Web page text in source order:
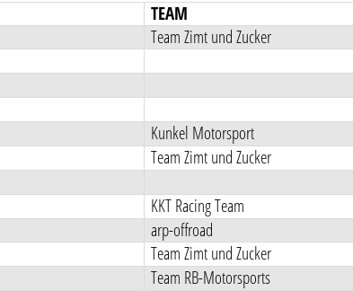
TEAM
Team Zimt und Zucker
Kunkel Motorsport
Team Zimt und Zucker
KKT Racing Team
arp-offroad
Team Zimt und Zucker
Team RB-Motorsports